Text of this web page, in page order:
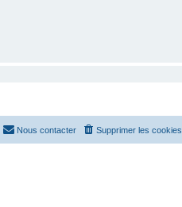
Supprimer les cookies
Nous contacter